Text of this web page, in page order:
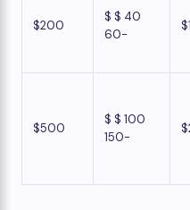
$200
$ $ 40
60-
$500
$ $ 100
150-